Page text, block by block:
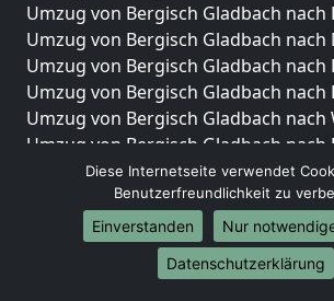
Umzug von Bergisch Gladbach nach
Umzug von Bergisch Gladbach
Umzug von Bergisch Gladbach nach
Umzug von Bergisch Gladbach nach
Umzug von Bergisch Gladbach nach
Umzug von Bergisch Gladbach nach
Umzug von Bergisch Gladbach nach
Umzug von Bergisch Gladbach nach
Internationale-Umzüge
Umzug von Bergisch Gladbach nach
Diese Internetseite verwendet
Benutzerfreundlichkeit zu
Einverstanden
Nur
Datenschutzerklärung